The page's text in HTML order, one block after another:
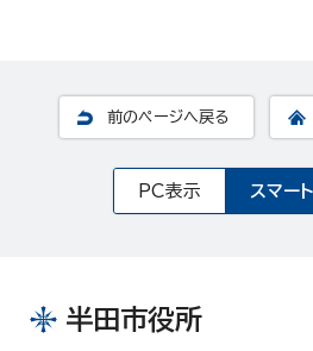
前のページへ戻る
PC表示 スマー
半田市役所